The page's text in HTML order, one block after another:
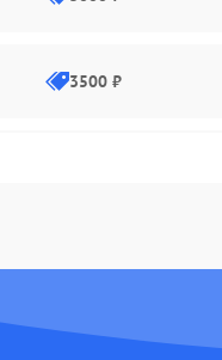
3500 ₽
2000 ₽